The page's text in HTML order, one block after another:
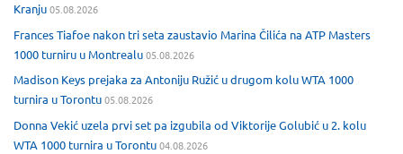
Kranju05.08.2026
Frances Tiafoe nakon tri seta zaustavio Marina Čilića na ATP Masters
1000 turniru u Montrealu05.08.2026
Madison Keys prejaka za Antoniju Ružić u drugom kolu WTA 1000
turnira u Torontu05.08.2026
Donna Vekić uzela prvi set pa izgubila od Viktorije Golubić u 2. kolu
WTA 1000 turnira u Torontu04.08.2026